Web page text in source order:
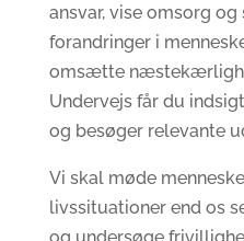
ansvar, vise omsorg
forandringer i
omsætte
Undervejs får du
og besøger relevante
Vi skal møde
livssituationer end os